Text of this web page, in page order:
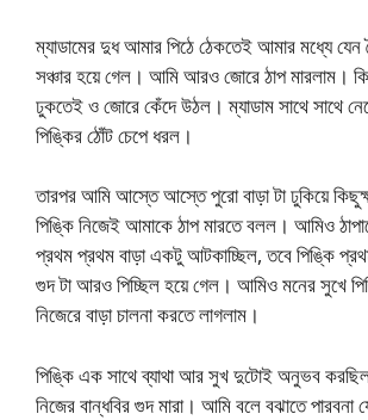
ম্যাডামের দুধ আমার পিঠে ঠেকতেই আমার মধ্যে যেন
সঞ্চার হয়ে গেল। আমি আরও জোরে ঠাপ মারলাম।
ঢুকতেই ও জোরে কেঁদে উঠল। ম্যাডাম সাথে সাথে
পিঙ্কির ঠোঁট চেপে ধরল।
তারপর আমি আস্তে আস্তে পুরো বাড়া টা ঢুকিয়ে
পিঙ্কি নিজেই আমাকে ঠাপ মারতে বলল। আমিও
প্রথম প্রথম বাড়া একটু আটকাচ্ছিল, তবে পিঙ্কি
গুদ টা আরও পিচ্ছিল হয়ে গেল। আমিও মনের সুখে
নিজেরে বাড়া চালনা করতে লাগলাম।
পিঙ্কি এক সাথে ব্যাথা আর সুখ দুটোই অনুভব
নিজের বান্ধবির গুদ মারা। আমি বলে বঝাতে